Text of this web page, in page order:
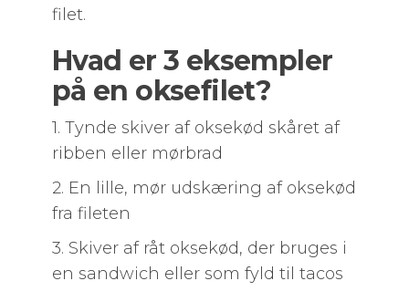
filet.
Hvad er 3 eksempler
på en oksefilet?
1. Tynde skiver af oksekød skåret af
ribben eller mørbrad
2. En lille, mør udskæring af oksekød
fra fileten
3. Skiver af råt oksekød, der bruges i
en sandwich eller som fyld til tacos